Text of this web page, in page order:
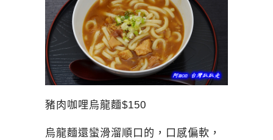
豬肉咖哩烏龍麵$150
烏龍麵還蠻滑溜順口的，口感偏軟，